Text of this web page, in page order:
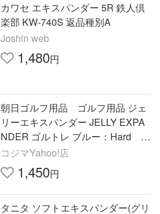
カワセ エキスパンダー 5R 鉄人倶
楽部 KW-740S 返品種別A
Joshin web
1,480円
朝日ゴルフ用品 ゴルフ用品 ジェ
リーエキスパンダー JELLY EXPA
NDER ゴルトレ ブルー：Hard G
T-2123
コジマYahoo!店
1,450円
タニタ ソフトエキスパンダー(グリ